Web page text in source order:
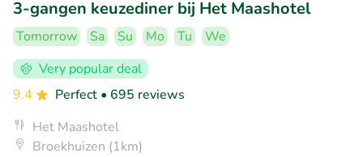
3-gangen keuzediner bij Het Maashotel
Tomorrow Sa Su Mo Tu
We
Very popular deal
9.4
Perfect • 695 reviews
Het Maashotel
Broekhuizen (1km)